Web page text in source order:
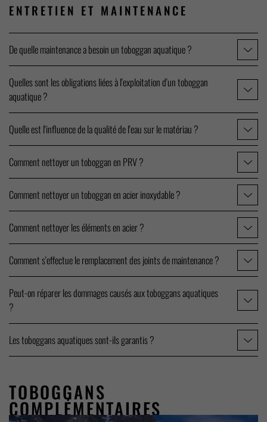
ENTRETIEN ET MAINTENANCE
De quelle maintenance a besoin un toboggan aquatique ?
Quelles sont les obligations liées à l'exploitation d'un toboggan
aquatique ?
Quelle est l'influence de la qualité de l'eau sur le matériau ?
Comment nettoyer un toboggan en PRV ?
Comment nettoyer un toboggan en acier inoxydable ?
Comment nettoyer les éléments en acier ?
Comment s'effectue le remplacement des joints de maintenance ?
Peut-on réparer les dommages causés aux toboggans aquatiques
?
Les toboggans aquatiques sont-ils garantis ?
TOBOGGANS
COMPLÉMENTAIRES